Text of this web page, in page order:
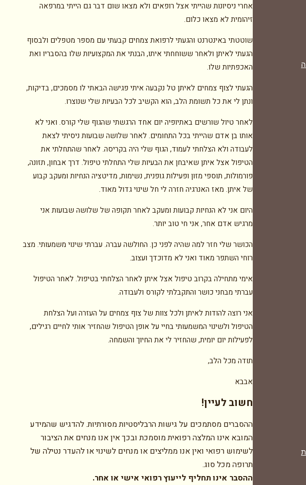
אחרי ניסיונות שהייתי אצל רופאים ולא מצאו שום דבר גם הייתי במרפאה
זיהומית לא מצאו כלום.
שוטטתי באינטרנט והגעתי לרפואת צמחים קבעתי עם מספר מטפלים ולבסוף
הגעתי לאיתן ולאחר ששוחחתי איתו, הבנתי את המקצועיות שלו בהסבריו ואת
האכפתיות שלו.
הגעתי לצוף צמחים לאיתן טל נקבעה איתי פגישה הבאתי לו מסמכים, בדיקות,
ונתן לי את כל תשומת הלב, הוא הקשיב לכל הבעיות שלי שנוצרו.
לאחר טיול שורשים באתיופיה יום אחד הרגשתי שהגוף שלי קורס. ואני לא
אותו בן אדם שהייתי בכל התחומים. לאחר שלושה שבועות ניסיתי לצאת
לעבודה ולא הצלחתי לעמוד, הגוף שלי היה בקריסה. לאחר שהתחלתי את
הטיפול אצל איתן שאיבחן את הבעיות שלי התחלתי טיפול. דרך אבחון, תזונה,
פורמולות, תוספי מזון ופעילות גופנית, נשימות, מדיטציה הנחיות ומעקב קבוע
של איתן. מאז האנרגיה חזרה לי חל שינוי גדול מאוד.
היום אני לא הנחיות קבועות ומעקב לאחר תקופה של שלושה שבועות אני
מרגיש אדם אחר, אני חי טוב יותר.
הכושר שלי חזר למה שהיה לפני כן. החולשה עברה. עברתי שינוי משמעותי. מצב
רוחי השתפר מאוד ואני לא מדוכדך ועצוב.
אימי מתחילה בקרוב טיפול אצל איתן לאחר הצלחתי בטיפול. לאחר הטיפול
עברתי מבחני כושר והתקבלתי לקורס ולעבודה.
אני רוצה להודות לאיתן ולכל צוות של צוף צמחים על העזרה ועל הצלחת
הטיפול ולשינוי המשמעותי בחיי על אופן הטיפול שהחזיר אותי לחיים רגילים,
לפעילות יום יומית, שהחזיר לי את החיוך והשמחה.
תודה מכל הלב,
אבבא
חשוב לעיין!
ההסברים מסתמכים על גישות הרבליסטיות מסורתיות. להדגיש שהמידע
המובא אינו המלצה רפואית מוסמכת ובכך אין אנו מנחים את הציבור
לשימוש רפואי ואין אנו ממליצים או מנחים לשינוי או להעדר נטילה של
תרופה מכל סוג.
ההסבר אינו תחליף לייעוץ רפואי אישי או אחר.